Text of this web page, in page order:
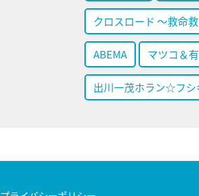
クロスロード ～救命
ABEMA マツコ＆
出川一茂ホラン☆フシ